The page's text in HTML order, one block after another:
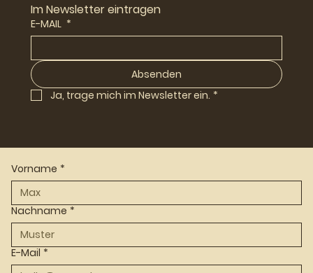
Im Newsletter eintragen
E-MAIL *
Absenden
Ja, trage mich im Newsletter ein. *
Vorname *
Nachname *
E-Mail *